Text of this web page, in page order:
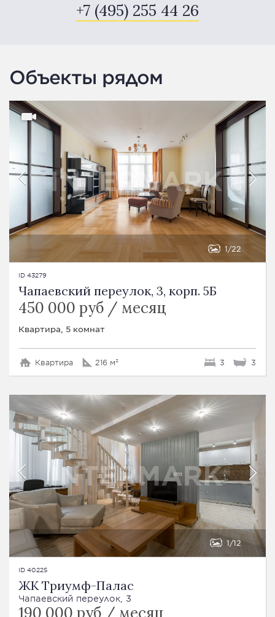
+7 (495) 255 44 26
Объекты рядом
1 22
ID 43279
Чапаевский переулок, 3, корп. 5Б
450 000 руб / месяц
Квартира, 5 комнат
Квартира 216 м² 3 3
1 12
ID 40225
ЖК Триумф-Палас
Чапаевский переулок, 3
190 000 руб / месяц